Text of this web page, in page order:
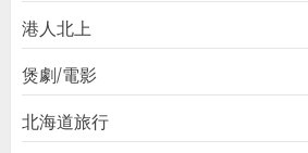
港人北上
煲劇/電影
北海道旅行